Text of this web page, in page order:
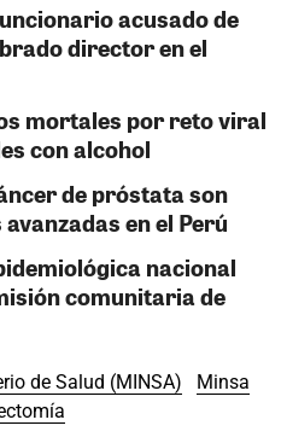
acusado de
director en el
mortales por reto viral
con alcohol
de próstata son
en el Perú
nacional
comunitaria de
de Salud (MINSA)
Minsa